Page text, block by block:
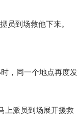
员到场救他下来。
，同一个地点再度发
上派员到场展开援救